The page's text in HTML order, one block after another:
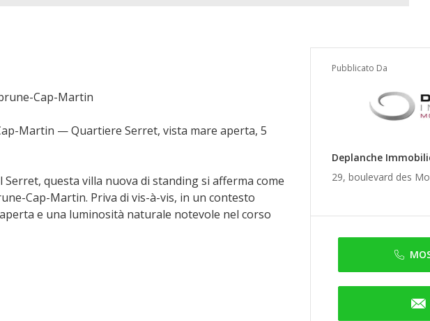
Pubblicato Da
Deplanche
29, boulevard des
Cap-Martin
Martin — Quartiere Serret, vista mare aperta, 5
questa villa nuova di standing si afferma come
Cap-Martin. Priva di vis-à-vis, in un contesto
e una luminosità naturale notevole nel corso
in ogni stagione.